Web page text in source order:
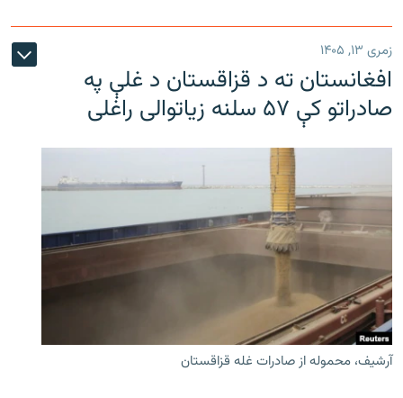
زمری ۱۳, ۱۴۰۵
افغانستان ته د قزاقستان د غلې په
صادراتو کې ۵۷ سلنه زیاتوالی راغلی
آرشیف، محموله از صادرات غله قزاقستان